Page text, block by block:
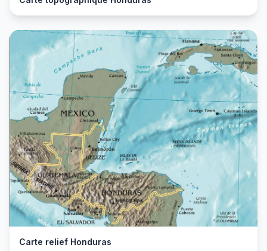
Carte relief Honduras